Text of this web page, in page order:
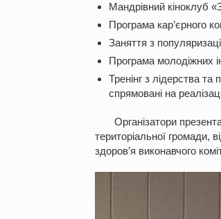
Мандрівний кіноклуб
Програма кар’єрного
Заняття з
Програма молодіжних
Тренінг з лідерства та
спрямовані на
Організатори
територіальної громади,
здоров’я виконавчого